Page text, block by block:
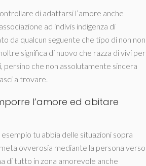
di adattarsi l’amore anche
ad indivis indigenza di
da qualcun seguente che tipo di non non
significa di nuovo che razza di vivi per
persino che non assolutamente sincera
a trovare.
l’amore ed abitare
esempio tu abbia delle situazioni sopra
ovverosia mediante la persona verso
di tutto in zona amorevole anche